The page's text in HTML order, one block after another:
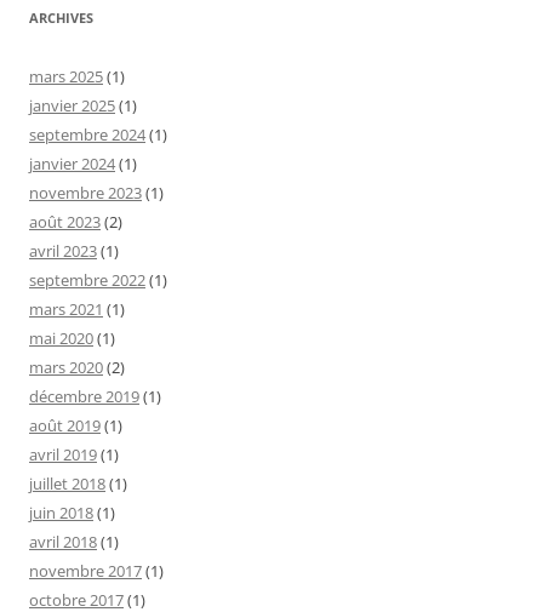
ARCHIVES
mars 2025(1)
janvier 2025(1)
septembre 2024(1)
janvier 2024(1)
novembre 2023(1)
août 2023(2)
avril 2023(1)
septembre 2022(1)
mars 2021 (1)
mai 2020(1)
mars 2020(2)
décembre 2019(1)
août 2019(1)
avril 2019(1)
juillet 2018(1)
juin 2018(1)
avril 2018(1)
novembre 2017(1)
octobre 2017(1)